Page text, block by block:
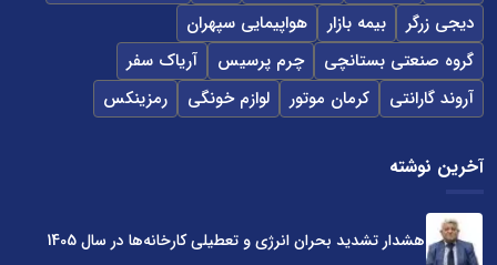
دیجی زرگر
بیمه بازار
هواپیمایی سپهران
گروه صنعتی بستانچی
چرم پرسیس
آریاک سفر
آروند گارانتی
کرمان موتور لوازم خونگی رمزینکس
آخرین نوشته
هشدار تشدید بحران انرژی و تعطیلی کارخانه‌ها در سال 1405